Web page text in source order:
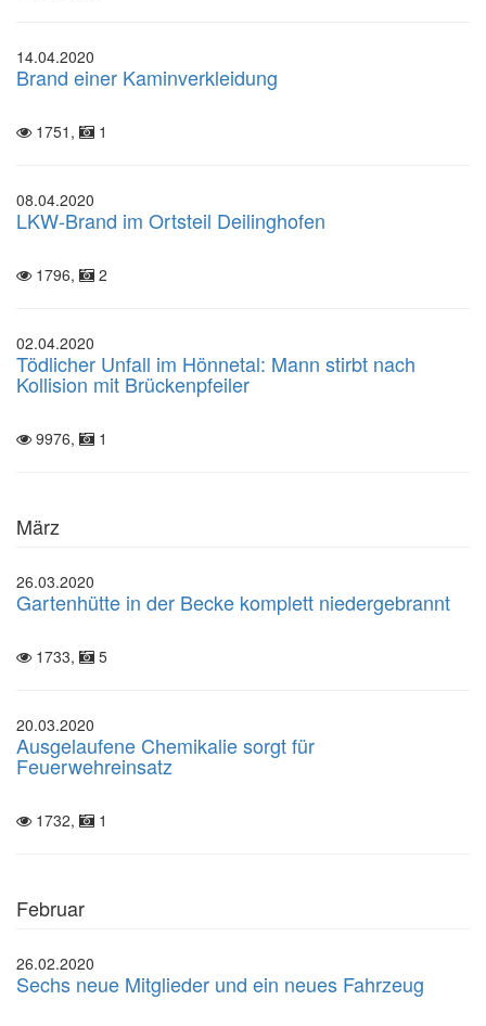
14.04.2020
Brand einer Kaminverkleidung
1751, 1
08.04.2020
LKW-Brand im Ortsteil Deilinghofen
1796, 2
02.04.2020
Tödlicher Unfall im Hönnetal: Mann stirbt nach
Kollision mit Brückenpfeiler
9976, 1
März
26.03.2020
Gartenhütte in der Becke komplett niedergebrannt
1733, 5
20.03.2020
Ausgelaufene Chemikalie sorgt für
Feuerwehreinsatz
1732, 1
Februar
26.02.2020
Sechs neue Mitglieder und ein neues Fahrzeug